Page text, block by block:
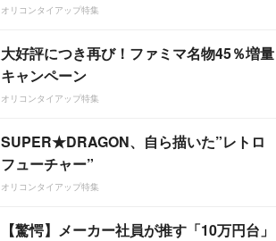
オリコンタイアップ特集
大好評につき再び！ファミマ名物45％増量
キャンペーン
オリコンタイアップ特集
SUPER★DRAGON、自ら描いた”レトロ
フューチャー”
オリコンタイアップ特集
【驚愕】メーカー社員が推す「10万円台」